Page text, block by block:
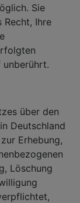
Sie
Recht, Ihre
über den
Deutschland
Erhebung,
Löschung